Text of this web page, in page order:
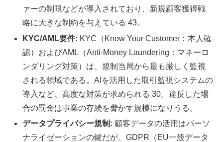
ァーの制限などが導入されており、新規顧客獲得戦
略に大きな制約を与えている 43。
KYC/AML要件: KYC（Know Your Customer：本人確
認）およびAML（Anti-Money Laundering：マネーロ
ンダリング対策）は、規制当局から最も厳しく監視
される領域である。AIを活用した取引監視システムの
導入など、高度な対策が求められる 30。違反した場
合の罰金は事業の存続を脅かす規模になりうる。
データプライバシー規制: 顧客データの活用はパーソ
ナライゼーションの鍵だが、GDPR（EU一般データ